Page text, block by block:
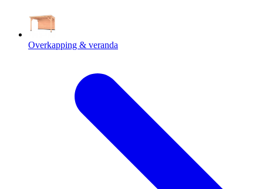
Overkapping & veranda